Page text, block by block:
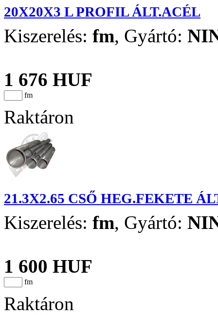
20X20X3 L PROFIL ÁLT.ACÉL
Kiszerelés: fm, Gyártó:
1 676 HUF
fm
Raktáron
21.3X2.65 CSŐ HEG.FEKETE
Kiszerelés: fm, Gyártó:
1 600 HUF
fm
Raktáron